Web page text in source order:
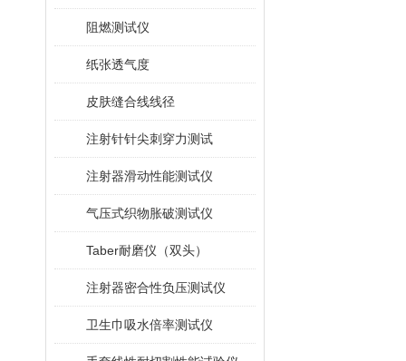
阻燃测试仪
纸张透气度
皮肤缝合线线径
注射针针尖刺穿力测试
注射器滑动性能测试仪
气压式织物胀破测试仪
Taber耐磨仪（双头）
注射器密合性负压测试仪
卫生巾吸水倍率测试仪